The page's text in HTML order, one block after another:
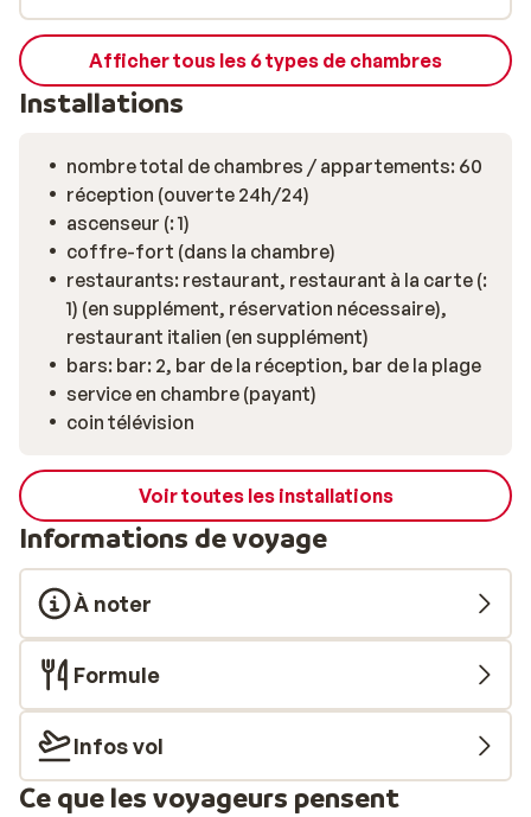
Afficher tous les 6 types de chambres
Installations
nombre total de chambres / appartements: 60
réception (ouverte 24h/24)
ascenseur (: 1)
coffre-fort (dans la chambre)
restaurants: restaurant, restaurant à la carte (:
1) (en supplément, réservation nécessaire),
restaurant italien (en supplément)
bars: bar: 2, bar de la réception, bar de la plage
service en chambre (payant)
coin télévision
Voir toutes les installations
Informations de voyage
À noter
Formule
Infos vol
Ce que les voyageurs pensent